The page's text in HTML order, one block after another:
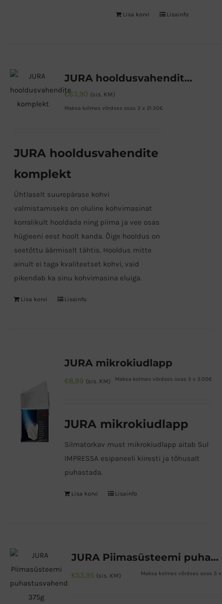
Lisa korvi Lisainfo
JURA hooldusvahendite komplekt
€63,90 (sis. KM)
Maksa kolmes võrdses osas 3 x 21.30€
JURA hooldusvahendite
komplekt
Ühtlaselt suurepärase kohvi
valmistamiseks on oluline kohvimasinat
korralikult hooldada ning piima ja vee osas
hügieeni eest hoolt kanda. Õige hooldus on
seetõttu äärmiselt tähtis. Hooldus mitte
ainult ei taga kvaliteetset kohvi, vaid
pikendab ka sinu kohvimasina eluiga.
Lisa korvi Lisainfo
JURA mikrokiudlapp
€8,99 (sis. KM) Maksa kolmes võrdses osas 3 x 3.00€
JURA mikrokiudlapp
Silmatorkav must mikrokiudlapp aitab Sul
IMPRESSA esipaneeli kiiresti ja tõhusalt
puhastada.
Lisa korvi Lisainfo
JURA Piimasüsteemi puhastusvahend 375g
€53,95 (sis. KM) Maksa kolmes võrdses osas 3 x